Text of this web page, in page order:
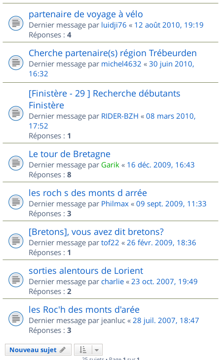
partenaire de voyage à vélo
Dernier message par luidji76 « 12 août 2010, 19:19
Réponses : 4
Cherche partenaire(s) région Trébeurden
Dernier message par michel4632 « 30 juin 2010,
16:32
[Finistère - 29 ] Recherche débutants
Finistère
Dernier message par RIDER-BZH « 08 mars 2010,
17:52
Réponses : 1
Le tour de Bretagne
Dernier message par Garik « 16 déc. 2009, 16:43
Réponses : 8
les roch s des monts d arrée
Dernier message par Philmax « 09 sept. 2009, 11:33
Réponses : 3
[Bretons], vous avez dit bretons?
Dernier message par tof22 « 26 févr. 2009, 18:36
Réponses : 1
sorties alentours de Lorient
Dernier message par charlie « 23 oct. 2007, 19:49
Réponses : 2
les Roc'h des monts d'arée
Dernier message par jeanluc « 28 juil. 2007, 18:47
Réponses : 3
Nouveau sujet